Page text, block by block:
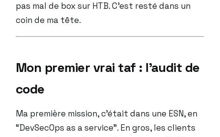
pas mal de box sur HTB. C’est resté dans un
coin de ma tête.
Mon premier vrai taf : l’audit de
code
Ma première mission, c’était dans une ESN, en
“DevSecOps as a service”. En gros, les clients